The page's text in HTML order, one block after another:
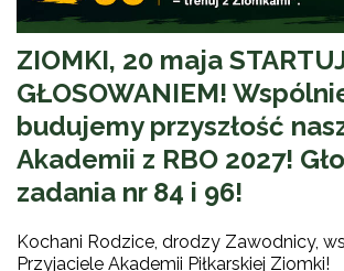
ZIOMKI, 20 maja
GŁOSOWANIEM!
budujemy przyszłość
Akademii z RBO 2027!
zadania nr 84 i 96!
Kochani Rodzice, drodzy Zawodnicy,
Przyjaciele Akademii Piłkarskiej Ziomki!